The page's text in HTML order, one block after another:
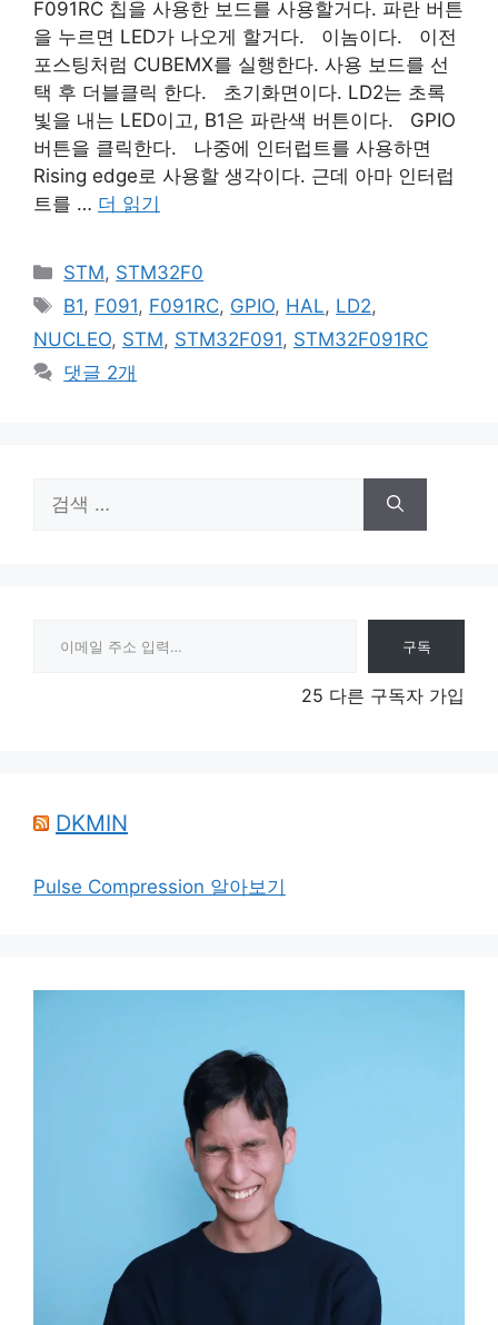
F091RC 칩을 사용한 보드를 사용할거다. 파란 버튼
을 누르면 LED가 나오게 할거다. 이놈이다. 이전
포스팅처럼 CUBEMX를 실행한다. 사용 보드를 선
택 후 더블클릭 한다. 초기화면이다. LD2는 초록
빛을 내는 LED이고, B1은 파란색 버튼이다. GPIO
버튼을 클릭한다. 나중에 인터럽트를 사용하면
Rising edge로 사용할 생각이다. 근데 아마 인터럽
트를 … 더 읽기
카
테
리
STM, STM32F0
태
그
B1, F091, F091RC, GPIO, HAL, LD2,
NUCLEO, STM, STM32F091, STM32F091RC
댓글 2개
색:
구독
25 다른 구독자 가입
DKMIN
Pulse Compression 알아보기